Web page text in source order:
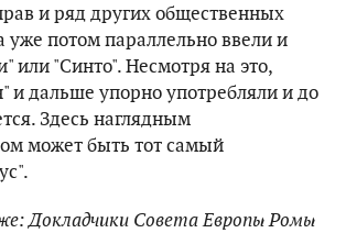
и ряд других общественных
уже потом параллельно ввели и
или "Синто". Несмотря на это,
и дальше упорно употребляли и до
Здесь наглядным
может быть тот самый
Докладчики Совета Европы Ромы